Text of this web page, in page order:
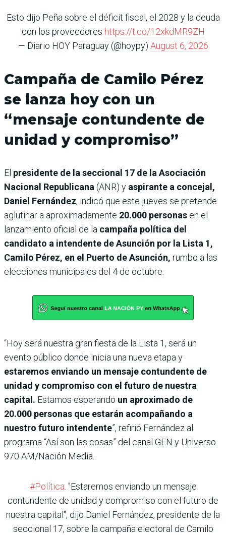
Esto dijo Peña sobre el déficit fiscal, el 2028 y la deuda
con los proveedores https://t.co/12xkdMR9ZH
— Diario HOY Paraguay (@hoypy) August 6, 2026
Campaña de Camilo Pérez
se lanza hoy con un
“mensaje contundente de
unidad y compromiso”
El presidente de la seccional 17 de la Asociación
Nacional Republicana(ANR) y aspirante a concejal,
Daniel Fernández, indicó que este jueves se pretende
aglutinar a aproximadamente 20.000 personas en el
lanzamiento oficial de la campaña política del
candidato a intendente de Asunción por la Lista 1,
Camilo Pérez, en el Puerto de Asunción, rumbo a las
elecciones municipales del 4 de octubre.
“Hoy será nuestra gran fiesta de la Lista 1, será un
evento público donde inicia una nueva etapa y
estaremos enviando un mensaje contundente de
unidad y compromiso con el futuro de nuestra
capital. Estamos esperando un aproximado de
20.000 personas que estarán acompañando a
nuestro futuro intendente”, refirió Fernández al
programa “Así son las cosas” del canal GEN y Universo
970 AM/Nación Media.
#Política. "Estaremos enviando un mensaje
contundente de unidad y compromiso con el futuro de
nuestra capital", dijo Daniel Fernández, presidente de la
seccional 17, sobre la campaña electoral de Camilo